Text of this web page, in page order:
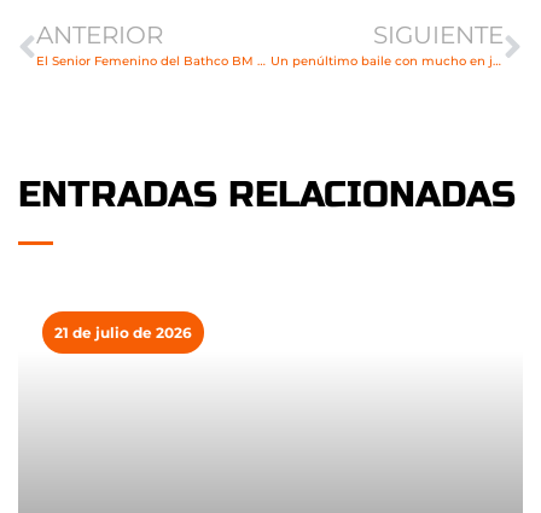
ANTERIOR
El Senior Femenino del Bathco BM Torrelavega afronta este fin de semana el Sector Regional
SIGUIENTE
Un penúltimo baile con mucho en juego
ENTRADAS RELACIONADAS
21 de julio de 2026